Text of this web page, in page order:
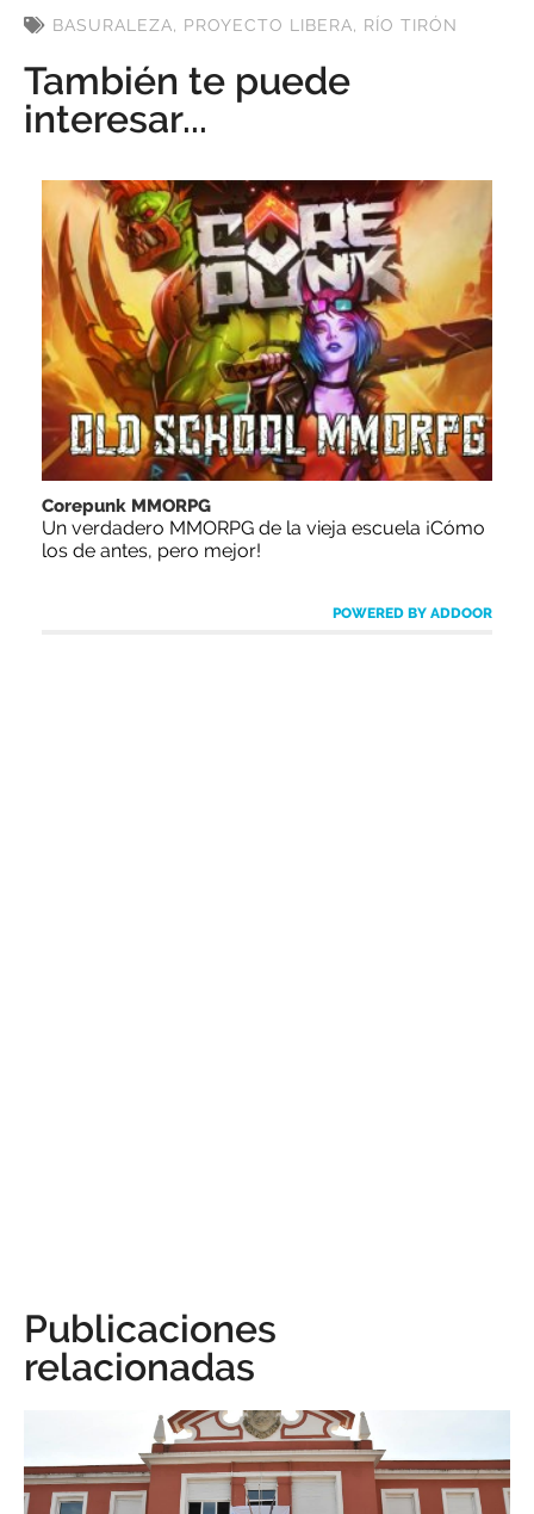
BASURALEZA, PROYECTO LIBERA, RÍO TIRÓN
También te puede
interesar...
Corepunk MMORPG
Un verdadero MMORPG de la vieja escuela ¡Cómo
los de antes, pero mejor!
POWERED BY ADDOOR
Publicaciones
relacionadas